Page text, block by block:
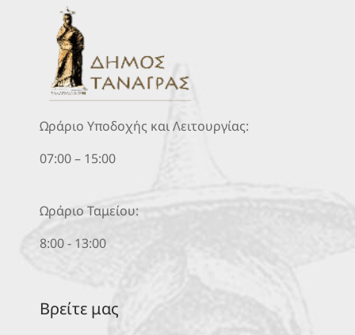
Ωράριο Υποδοχής και Λειτουργίας:
07:00 – 15:00
Ωράριο Ταμείου:
8:00 - 13:00
Βρείτε μας